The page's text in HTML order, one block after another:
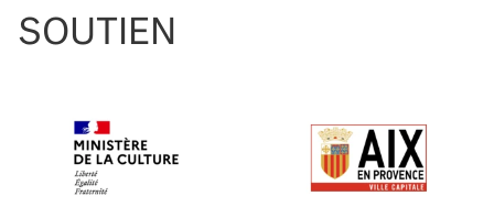
SOUTIEN